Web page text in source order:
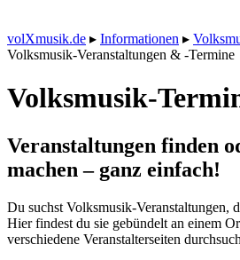
volXmusik.de ▸ Informationen ▸
Volksmusik-Veranstaltungen & -Termine
Volksmusik-
Veranstaltungen finden
machen – ganz einfach!
Du suchst Volksmusik-Veranstaltungen,
Hier findest du sie gebündelt an einem
verschiedene Veranstalterseiten